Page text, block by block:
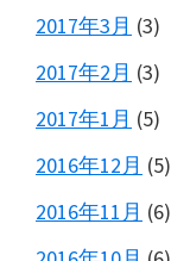
2017年3月 (3)
2017年2月 (3)
2017年1月 (5)
2016年12月 (5)
2016年11月 (6)